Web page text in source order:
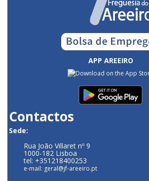
APP AREEIRO
Contactos
Sede:
Rua João Villaret nº 9
1000-182 Lisboa
tel: +351218400253
e-mail: geral@jf-areeiro.pt